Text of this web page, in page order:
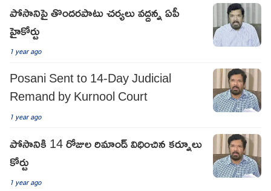
పోసానిపై తొందరపాటు చర్యలు వద్దన్న ఏపీ
హైకోర్టు
1 year ago
Posani Sent to 14-Day Judicial
Remand by Kurnool Court
1 year ago
పోసానికి 14 రోజుల రిమాండ్ విధించిన కర్నూలు
కోర్టు
1 year ago